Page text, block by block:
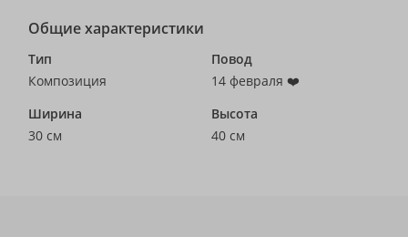
Общие характеристики
Тип
Композиция
Повод
14 февраля ❤️
Ширина
30 см
Высота
40 см